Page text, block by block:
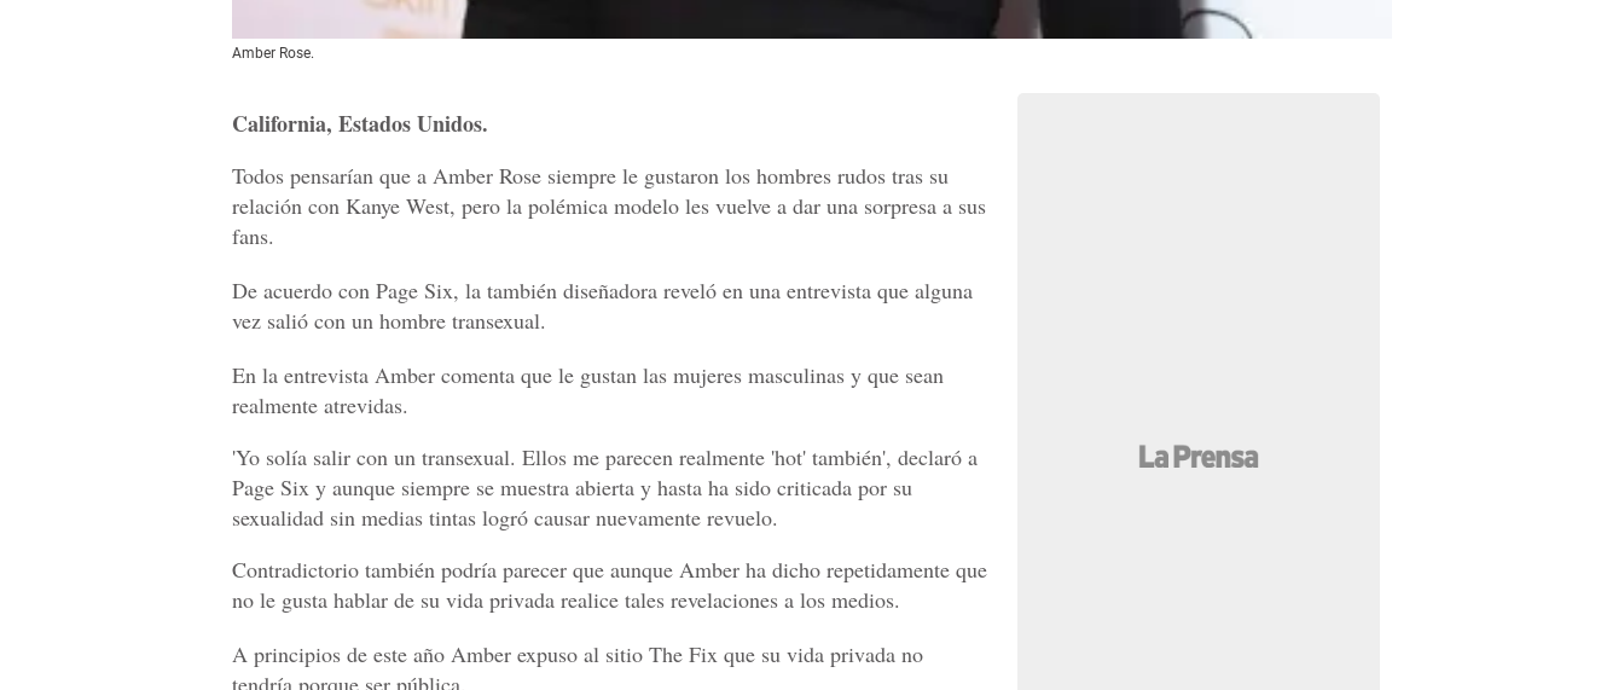
Amber Rose.
California, Estados Unidos.
Todos pensarían que a Amber Rose siempre le gustaron los hombres rudos tras su
relación con Kanye West, pero la polémica modelo les vuelve a dar una sorpresa a sus
fans.
De acuerdo con Page Six, la también diseñadora reveló en una entrevista que alguna
vez salió con un hombre transexual.
En la entrevista Amber comenta que le gustan las mujeres masculinas y que sean
realmente atrevidas.
'Yo solía salir con un transexual. Ellos me parecen realmente 'hot' también', declaró a
Page Six y aunque siempre se muestra abierta y hasta ha sido criticada por su
sexualidad sin medias tintas logró causar nuevamente revuelo.
Contradictorio también podría parecer que aunque Amber ha dicho repetidamente que
no le gusta hablar de su vida privada realice tales revelaciones a los medios.
A principios de este año Amber expuso al sitio The Fix que su vida privada no